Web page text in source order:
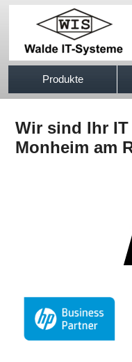
Produkte
Wir sind Ihr IT
Monheim am